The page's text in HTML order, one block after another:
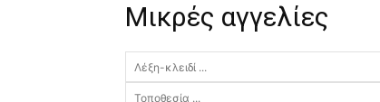
Μικρές αγγελίες